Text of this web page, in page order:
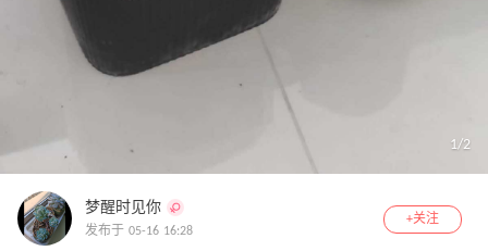
1/2
梦醒时见你
发布于 05-16 16:28
+关注